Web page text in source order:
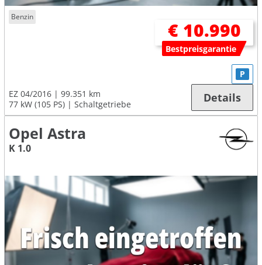
Benzin
€ 10.990
Bestpreisgarantie
EZ 04/2016
99.351 km
77 kW (105 PS)
Schaltgetriebe
P
Details
Opel Astra
K 1.0